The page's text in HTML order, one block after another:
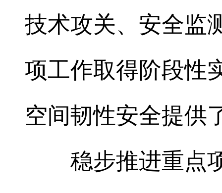
技术攻关、安全监
项工作取得阶段性
空间韧性安全提供
稳步推进重点